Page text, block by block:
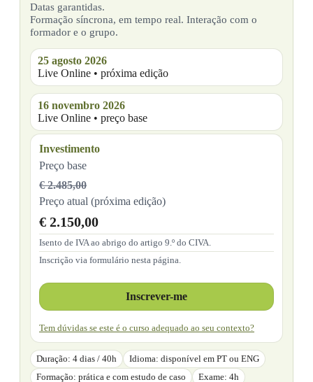
Datas garantidas.
Formação síncrona, em tempo real. Interação com o
formador e o grupo.
25 agosto 2026
Live Online • próxima edição
16 novembro 2026
Live Online • preço base
Duração: 4 dias / 40h
Idioma: disponível em PT ou ENG
Formação: prática e com estudo de caso
Exame: 4h
Investimento
Preço base
€ 2.485,00
Preço atual (próxima edição)
€ 2.150,00
Isento de IVA ao abrigo do artigo 9.º do CIVA.
Inscrição via formulário nesta página.
Inscrever-me
Tem dúvidas se este é o curso adequado ao seu contexto?